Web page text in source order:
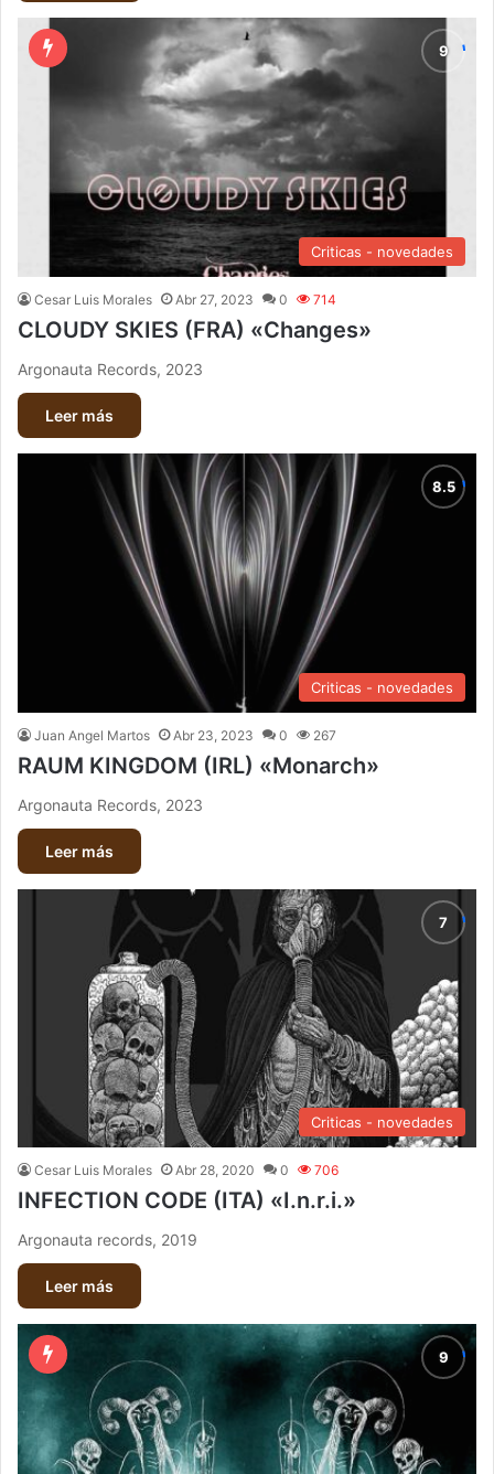
Criticas - novedades
Cesar Luis Morales Abr 27, 2023 0 714
CLOUDY SKIES (FRA) «Changes»
Argonauta Records, 2023
Leer más
Criticas - novedades
Juan Angel Martos Abr 23, 2023 0 267
RAUM KINGDOM (IRL) «Monarch»
Argonauta Records, 2023
Leer más
Criticas - novedades
Cesar Luis Morales Abr 28, 2020 0 706
INFECTION CODE (ITA) «I.n.r.i.»
Argonauta records, 2019
Leer más